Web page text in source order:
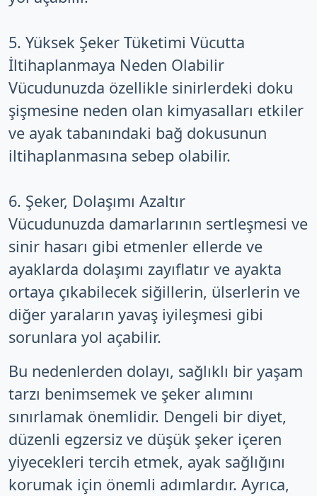
5. Yüksek Şeker Tüketimi Vücutta
İltihaplanmaya Neden Olabilir
Vücudunuzda özellikle sinirlerdeki doku
şişmesine neden olan kimyasalları etkiler
ve ayak tabanındaki bağ dokusunun
iltihaplanmasına sebep olabilir.
6. Şeker, Dolaşımı Azaltır
Vücudunuzda damarlarının sertleşmesi ve
sinir hasarı gibi etmenler ellerde ve
ayaklarda dolaşımı zayıflatır ve ayakta
ortaya çıkabilecek siğillerin, ülserlerin ve
diğer yaraların yavaş iyileşmesi gibi
sorunlara yol açabilir.
Bu nedenlerden dolayı, sağlıklı bir yaşam
tarzı benimsemek ve şeker alımını
sınırlamak önemlidir. Dengeli bir diyet,
düzenli egzersiz ve düşük şeker içeren
yiyecekleri tercih etmek, ayak sağlığını
korumak için önemli adımlardır. Ayrıca,